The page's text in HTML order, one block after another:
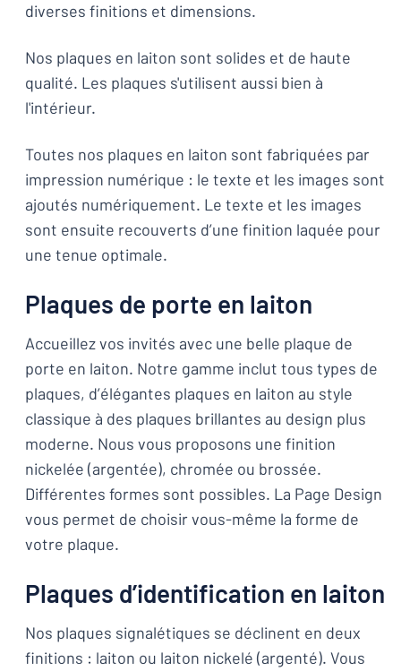
diverses finitions et dimensions.
Nos plaques en laiton sont solides et de haute
qualité. Les plaques s'utilisent aussi bien à
l'intérieur.
Toutes nos plaques en laiton sont fabriquées par
impression numérique : le texte et les images sont
ajoutés numériquement. Le texte et les images
sont ensuite recouverts d’une finition laquée pour
une tenue optimale.
Plaques de porte en laiton
Accueillez vos invités avec une belle plaque de
porte en laiton. Notre gamme inclut tous types de
plaques, d’élégantes plaques en laiton au style
classique à des plaques brillantes au design plus
moderne. Nous vous proposons une finition
nickelée (argentée), chromée ou brossée.
Différentes formes sont possibles. La Page Design
vous permet de choisir vous-même la forme de
votre plaque.
Plaques d’identification en laiton
Nos plaques signalétiques se déclinent en deux
finitions : laiton ou laiton nickelé (argenté). Vous